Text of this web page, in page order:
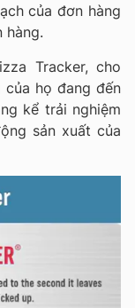
của đơn hàng
hàng.
Tracker, cho
của họ đang đến
kể trải nghiệm
sản xuất của